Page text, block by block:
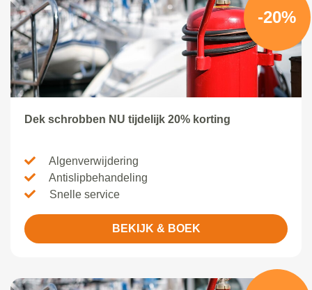
-20%
Dek schrobben NU tijdelijk 20% korting
Algenverwijdering
Antislipbehandeling
Snelle service
BEKIJK & BOEK